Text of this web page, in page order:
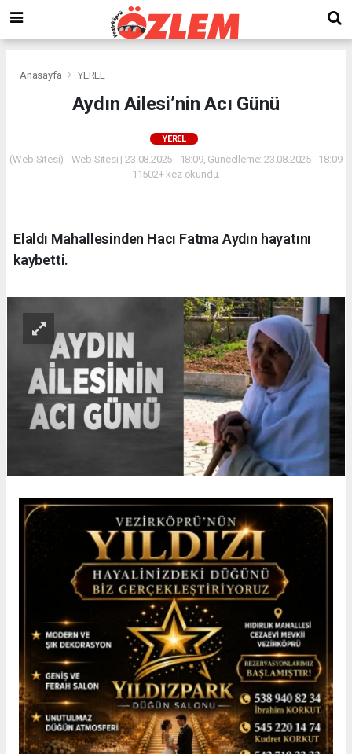
Anasayfa YEREL
Aydın Ailesi’nin Acı Günü
YEREL
(Web Sitesi) - Web Sitesi | 23.08.2025 - 18:09, Güncelleme: 23.08.2025 - 18:09
11502+ kez okundu.
Elaldı Mahallesinden Hacı Fatma Aydın hayatını
kaybetti.